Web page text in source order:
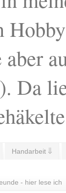
Da
Handarbeit ⇓
- hier lese ich